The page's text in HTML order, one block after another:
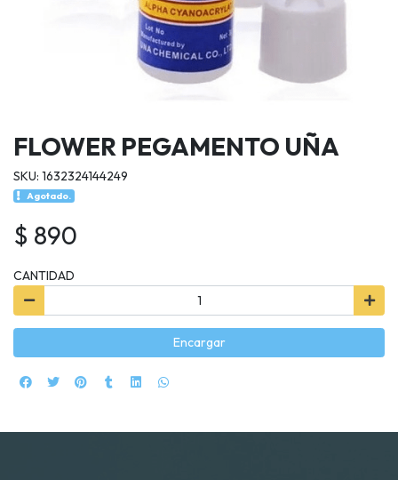
FLOWER PEGAMENTO UÑA
SKU: 1632324144249
Agotado.
$ 890
CANTIDAD
Encargar